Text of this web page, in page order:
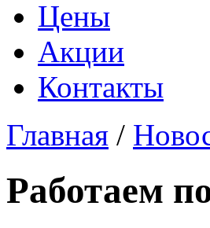
Цены
Акции
Контакты
Главная /
Работаем